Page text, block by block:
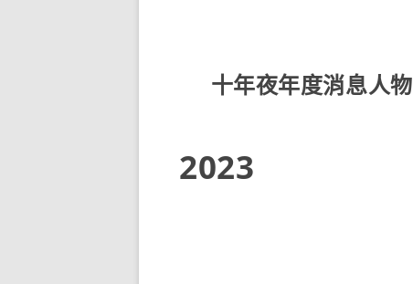
十年夜年度消息人物
2023